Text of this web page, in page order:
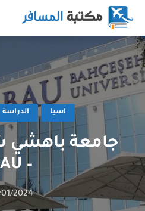
اسيا الدراسة
جامعة باهشي
– BAU
01/2024